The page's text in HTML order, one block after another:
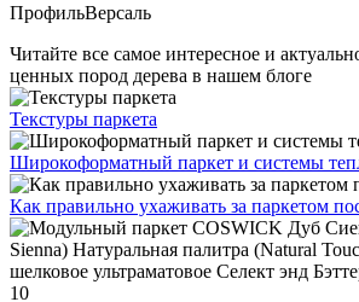
ПрофильВерсаль
Читайте все самое интересное и
ценных пород дерева в нашем блоге
Текстуры паркета
Широкоформатный паркет и системы
Как правильно ухаживать за паркетом